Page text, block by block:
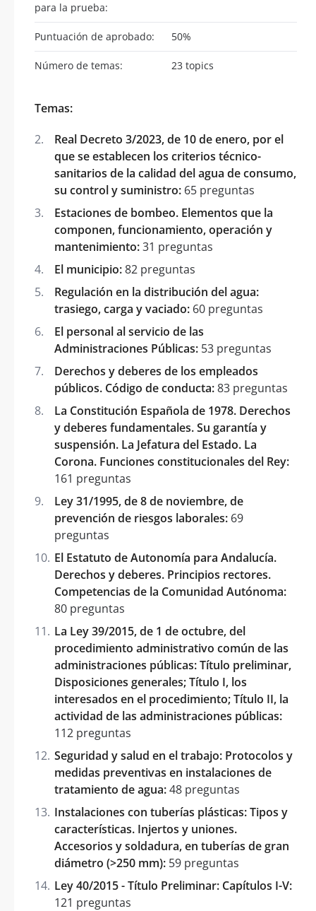
para la prueba:
Puntuación de aprobado: 50%
Número de temas: 23 topics
Temas:
Real Decreto 3/2023, de 10 de enero, por el
que se establecen los criterios técnico-
sanitarios de la calidad del agua de consumo,
su control y suministro: 65 preguntas
Estaciones de bombeo. Elementos que la
componen, funcionamiento, operación y
mantenimiento:31 preguntas
El municipio:82 preguntas
Regulación en la distribución del agua:
trasiego, carga y vaciado: 60 preguntas
El personal al servicio de las
Administraciones Públicas: 53 preguntas
Derechos y deberes de los empleados
públicos. Código de conducta:83 preguntas
La Constitución Española de 1978. Derechos
y deberes fundamentales. Su garantía y
suspensión. La Jefatura del Estado. La
Corona. Funciones constitucionales del Rey:
161 preguntas
Ley 31/1995, de 8 de noviembre, de
prevención de riesgos laborales: 69
preguntas
El Estatuto de Autonomía para Andalucía.
Derechos y deberes. Principios rectores.
Competencias de la Comunidad Autónoma:
80 preguntas
La Ley 39/2015, de 1 de octubre, del
procedimiento administrativo común de las
administraciones públicas: Título preliminar,
Disposiciones generales; Título I, los
interesados en el procedimiento; Título II, la
actividad de las administraciones públicas:
112 preguntas
Seguridad y salud en el trabajo: Protocolos y
medidas preventivas en instalaciones de
tratamiento de agua:48 preguntas
Instalaciones con tuberías plásticas: Tipos y
características. Injertos y uniones.
Accesorios y soldadura, en tuberías de gran
diámetro (>250 mm): 59 preguntas
Ley 40/2015 - Título Preliminar: Capítulos I-V:
121 preguntas